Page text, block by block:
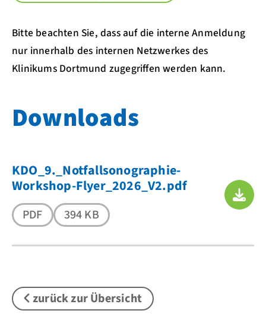
Bitte beachten Sie, dass auf die interne Anmeldung
nur innerhalb des internen Netzwerkes des
Klinikums Dortmund zugegriffen werden kann.
Downloads
KDO_9._Notfallsonographie-
Workshop-Flyer_2026_V2.pdf
PDF 394 KB
zurück zur Übersicht